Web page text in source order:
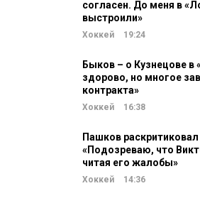
согласен. До меня в
выстроили»
Хоккей 19:24
Быков – о Кузнецове в
здорово, но многое
контракта»
Хоккей 16:38
Пашков раскритиковал
«Подозреваю, что
читая его жалобы»
Хоккей 14:36